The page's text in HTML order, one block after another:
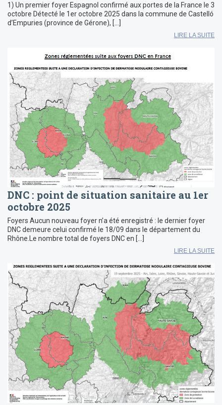
1) Un premier foyer Espagnol confirmé aux portes de la France le 3
octobre Détecté le 1er octobre 2025 dans la commune de Castelló
d’Empuries (province de Gérone), […]
LIRE LA SUITE
DNC : point de situation sanitaire au 1er
octobre 2025
Foyers Aucun nouveau foyer n’a été enregistré : le dernier foyer
DNC demeure celui confirmé le 18/09 dans le département du
Rhône.Le nombre total de foyers DNC en […]
LIRE LA SUITE